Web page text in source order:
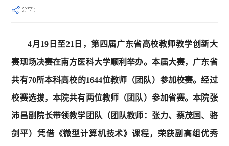
分享：
4月19日至21日，第四届广东省高校教师教学创新大
赛现场决赛在南方医科大学顺利举办。本届大赛，广东省
共有70所本科高校的1644位教师（团队）参加校赛。经过
校赛选拔，本院共有两位教师（团队）参加省赛。本院张
沛昌副院长带领教学团队（团队教师：张力、蔡茂国、骆
剑平）凭借《微型计算机技术》课程，荣获副高组优秀